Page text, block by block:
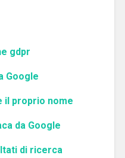
gdpr
Google
il proprio nome
da Google
di ricerca